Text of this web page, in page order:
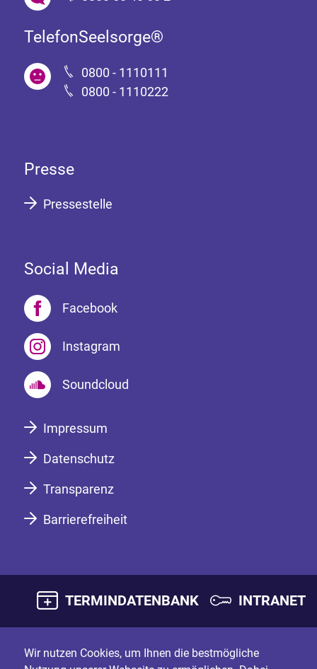
TelefonSeelsorge®
0800 - 1110111
0800 - 1110222
Presse
Pressestelle
Social Media
Facebook
Instagram
Soundcloud
Impressum
Datenschutz
Transparenz
Barrierefreiheit
TERMINDATENBANK INTRANET
Wir nutzen Cookies, um Ihnen die bestmögliche